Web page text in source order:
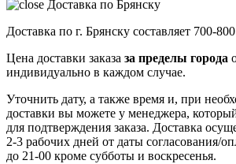
Доставка по Брянску
Доставка по г. Брянску составляет 700-
Цена доставки заказа за пределы города
индивидуально в каждом случае.
Уточнить дату, а также время и, при
доставки вы можете у менеджера,
для подтверждения заказа. Доставка
2-3 рабочих дней от даты согласования/
до 21-00 кроме субботы и воскресенья.